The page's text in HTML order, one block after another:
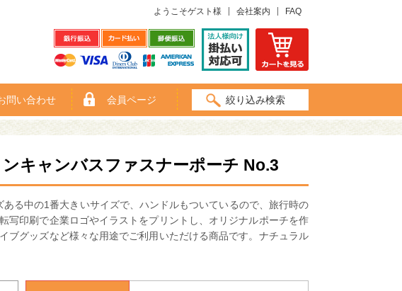
ようこそゲスト様 会社案内 FAQ
問い合わせ 会員ページ 絞り込み検索
キャンバスファスナーポーチ No.3
る中の1番大きいサイズで、ハンドルもついているので、旅行時の
写印刷で企業ロゴやイラストをプリントし、オリジナルポーチを作
ブグッズなど様々な用途でご利用いただける商品です。ナチュラル